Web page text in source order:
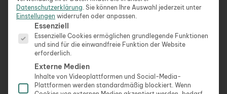
I): Bescheinigung der technischen Daten des
Fahrzeugs.
Nachweis über die Hauptuntersuchung (HU):
Gültiger TÜV-Bericht.
Versicherungsbestätigung)
: Nachweis einer
Kfz-Versicherung.
Datenschutzerklärung Sie können Ihre Auswahl jederzeit unter
Einstellungen widerrufen oder anpassen.
Es folgt eine Liste der Service-Gruppen, für die eine
Essenziell
Essenzielle Cookies ermöglichen grundlegende Funktionen
und sind für die einwandfreie Funktion der Website
erforderlich.
Externe Medien
Inhalte von Videoplattformen und Social-Media-
Plattformen werden standardmäßig blockiert. Wenn